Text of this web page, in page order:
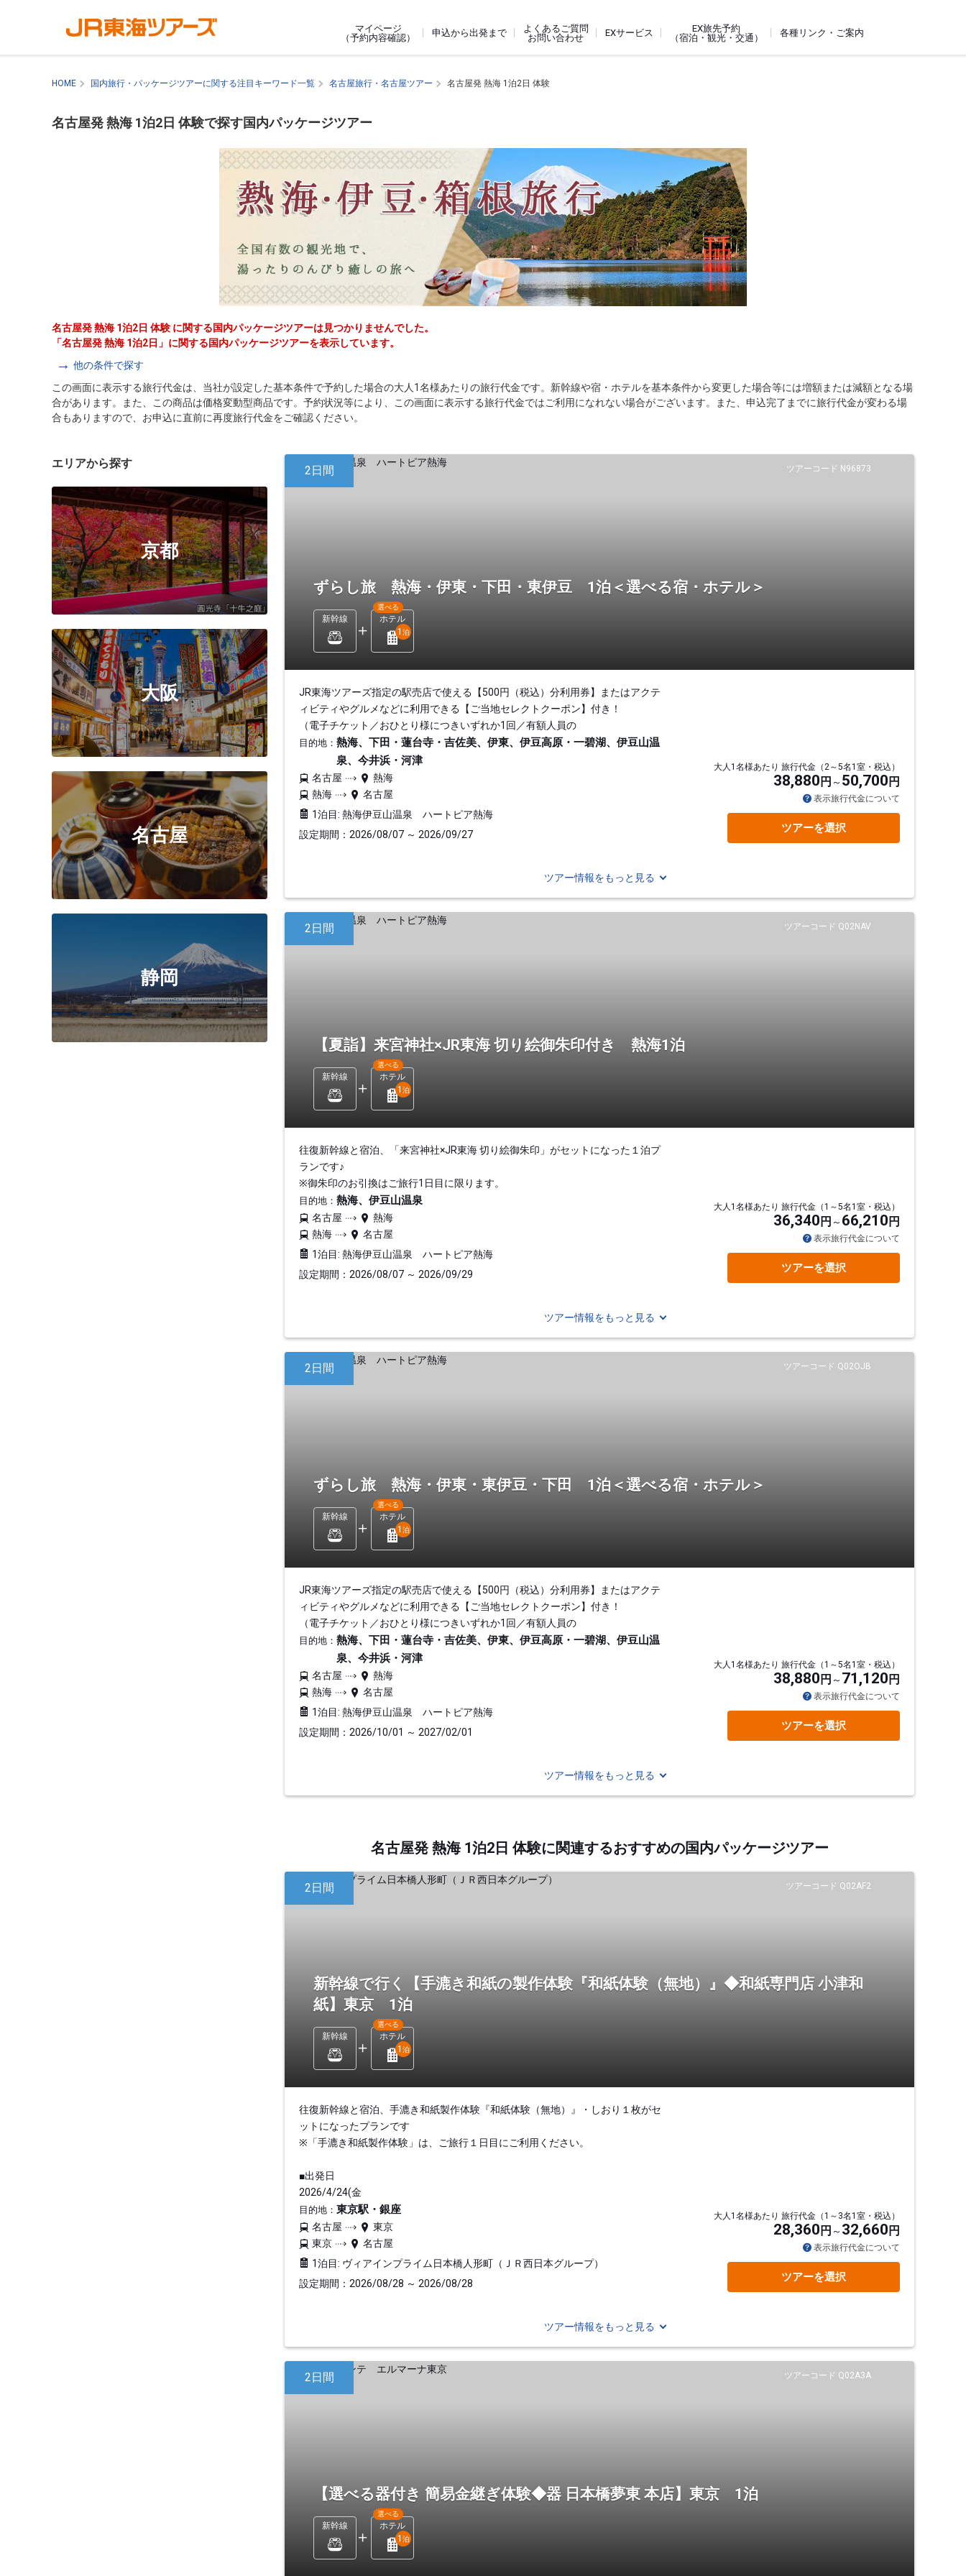
マイページ
（予約内容確認）
申込から出発まで
よくあるご質問
お問い合わせ
EXサービス
EX旅先予約
（宿泊・観光・交通）
各種リンク・ご案内
HOME 国内旅行・パッケージツアーに関する注目キーワード一覧 名古屋旅行・名古屋ツアー 名古屋発 熱海 1泊2日 体験
名古屋発 熱海 1泊2日 体験で探す国内パッケージツアー
名古屋発 熱海 1泊2日 体験 に関する国内パッケージツアーは見つかりませんでした。
「名古屋発 熱海 1泊2日」に関する国内パッケージツアーを表示しています。
他の条件で探す
この画面に表示する旅行代金は、当社が設定した基本条件で予約した場合の大人1名様あたりの旅行代金です。新幹線や宿・ホテルを基本条件から変更した場合等には増額または減額となる場
合があります。また、この商品は価格変動型商品です。予約状況等により、この画面に表示する旅行代金ではご利用になれない場合がございます。また、申込完了までに旅行代金が変わる場
合もありますので、お申込に直前に再度旅行代金をご確認ください。
エリアから探す
京都
大阪
名古屋
静岡
ツアーコード N96873
2日間
ずらし旅 熱海・伊東・下田・東伊豆 1泊＜選べる宿・ホテル＞
新幹線 ホテル
選べる
1 泊
JR東海ツアーズ指定の駅売店で使える【500円（税込）分利用券】またはアクテ
ィビティやグルメなどに利用できる【ご当地セレクトクーポン】付き！
（電子チケット／おひとり様につきいずれか1回／有額人員の
目的地： 熱海、下田・蓮台寺・吉佐美、伊東、伊豆高原・一碧湖、伊豆山温
泉、今井浜・河津
名古屋
熱海
熱海
名古屋
1泊目: 熱海伊豆山温泉 ハートピア熱海
設定期間：2026/08/07 ～ 2026/09/27
大人1名様あたり 旅行代金（2～5名1室・税込）
38,880 円 50,700 円
表示旅行代金について
ツアーを選択
ツアー情報をもっと見る
ツアーコード Q02NAV
2日間
【夏詣】来宮神社×JR東海 切り絵御朱印付き 熱海1泊
新幹線 ホテル
選べる
1 泊
往復新幹線と宿泊、「来宮神社×JR東海 切り絵御朱印」がセットになった１泊プ
ランです♪
※御朱印のお引換はご旅行1日目に限ります。
目的地： 熱海、伊豆山温泉
名古屋
熱海
熱海
名古屋
1泊目: 熱海伊豆山温泉 ハートピア熱海
設定期間：2026/08/07 ～ 2026/09/29
大人1名様あたり 旅行代金（1～5名1室・税込）
36,340 円 66,210 円
表示旅行代金について
ツアーを選択
ツアー情報をもっと見る
ツアーコード Q02OJB
2日間
ずらし旅 熱海・伊東・東伊豆・下田 1泊＜選べる宿・ホテル＞
新幹線 ホテル
選べる
1 泊
JR東海ツアーズ指定の駅売店で使える【500円（税込）分利用券】またはアクテ
ィビティやグルメなどに利用できる【ご当地セレクトクーポン】付き！
（電子チケット／おひとり様につきいずれか1回／有額人員の
目的地： 熱海、下田・蓮台寺・吉佐美、伊東、伊豆高原・一碧湖、伊豆山温
泉、今井浜・河津
名古屋
熱海
熱海
名古屋
1泊目: 熱海伊豆山温泉 ハートピア熱海
設定期間：2026/10/01 ～ 2027/02/01
大人1名様あたり 旅行代金（1～5名1室・税込）
38,880 円 71,120 円
表示旅行代金について
ツアーを選択
ツアー情報をもっと見る
名古屋発 熱海 1泊2日 体験に関連するおすすめの国内パッケージツアー
ツアーコード Q02AF2
2日間
新幹線で行く【手漉き和紙の製作体験『和紙体験（無地）』◆和紙専門店 小津和
紙】東京 1泊
新幹線 ホテル
選べる
1 泊
往復新幹線と宿泊、手漉き和紙製作体験『和紙体験（無地）』・しおり１枚がセ
ットになったプランです
※「手漉き和紙製作体験」は、ご旅行１日目にご利用ください。
■出発日
2026/4/24(金
目的地： 東京駅・銀座
名古屋
東京
東京
名古屋
1泊目: ヴィアインプライム日本橋人形町（ＪＲ西日本グループ）
設定期間：2026/08/28 ～ 2026/08/28
大人1名様あたり 旅行代金（1～3名1室・税込）
28,360 円 32,660 円
表示旅行代金について
ツアーを選択
ツアー情報をもっと見る
ツアーコード Q02A3A
2日間
【選べる器付き 簡易金継ぎ体験◆器 日本橋夢東 本店】東京 1泊
新幹線 ホテル
選べる
1 泊